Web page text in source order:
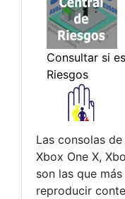
Las consolas
Xbox One X,
son las que
reproducir